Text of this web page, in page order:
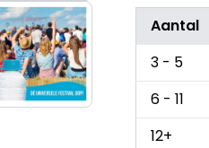
Aantal
3 - 5
6 - 11
12+